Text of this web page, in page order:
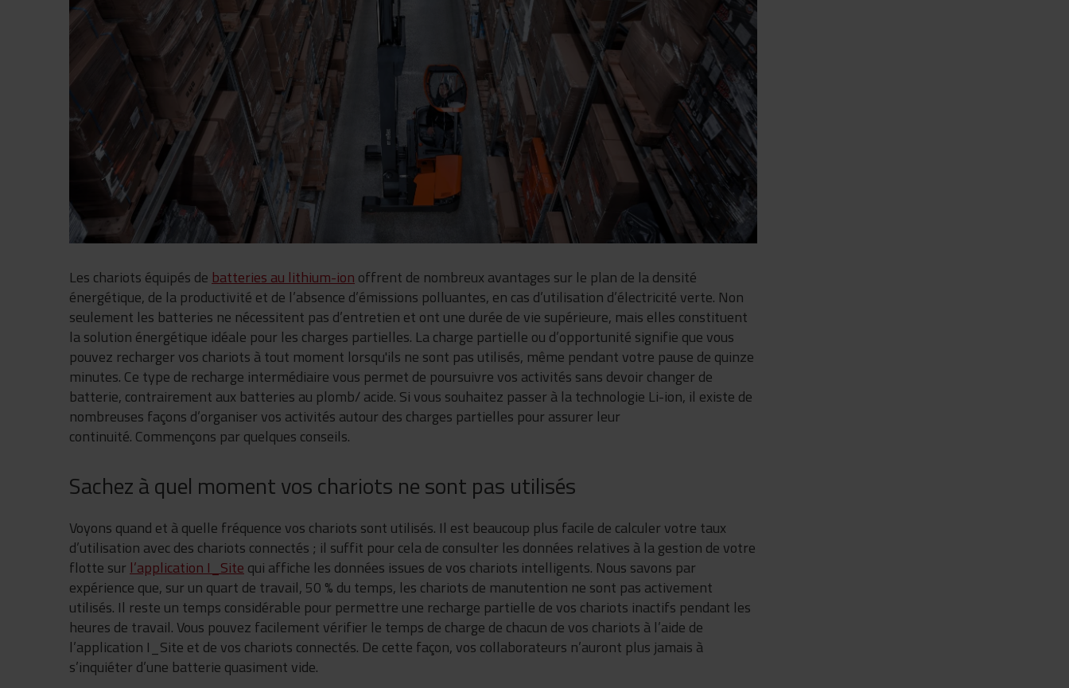
Les chariots équipés de batteries au lithium-ion offrent de nombreux avantages sur le plan de la densité
énergétique, de la productivité et de l’absence d’émissions polluantes, en cas d’utilisation d’électricité verte. Non
seulement les batteries ne nécessitent pas d’entretien et ont une durée de vie supérieure, mais elles constituent
la solution énergétique idéale pour les charges partielles. La charge partielle ou d’opportunité signifie que vous
pouvez recharger vos chariots à tout moment lorsqu'ils ne sont pas utilisés, même pendant votre pause de quinze
minutes. Ce type de recharge intermédiaire vous permet de poursuivre vos activités sans devoir changer de
batterie, contrairement aux batteries au plomb/ acide. Si vous souhaitez passer à la technologie Li-ion, il existe de
nombreuses façons d’organiser vos activités autour des charges partielles pour assurer leur
continuité. Commençons par quelques conseils.
Sachez à quel moment vos chariots ne sont pas utilisés
Voyons quand et à quelle fréquence vos chariots sont utilisés. Il est beaucoup plus facile de calculer votre taux
d’utilisation avec des chariots connectés ; il suffit pour cela de consulter les données relatives à la gestion de votre
flotte sur l’application I_Site qui affiche les données issues de vos chariots intelligents. Nous savons par
expérience que, sur un quart de travail, 50 % du temps, les chariots de manutention ne sont pas activement
utilisés. Il reste un temps considérable pour permettre une recharge partielle de vos chariots inactifs pendant les
heures de travail. Vous pouvez facilement vérifier le temps de charge de chacun de vos chariots à l’aide de
l’application I_Site et de vos chariots connectés. De cette façon, vos collaborateurs n’auront plus jamais à
s’inquiéter d’une batterie quasiment vide.